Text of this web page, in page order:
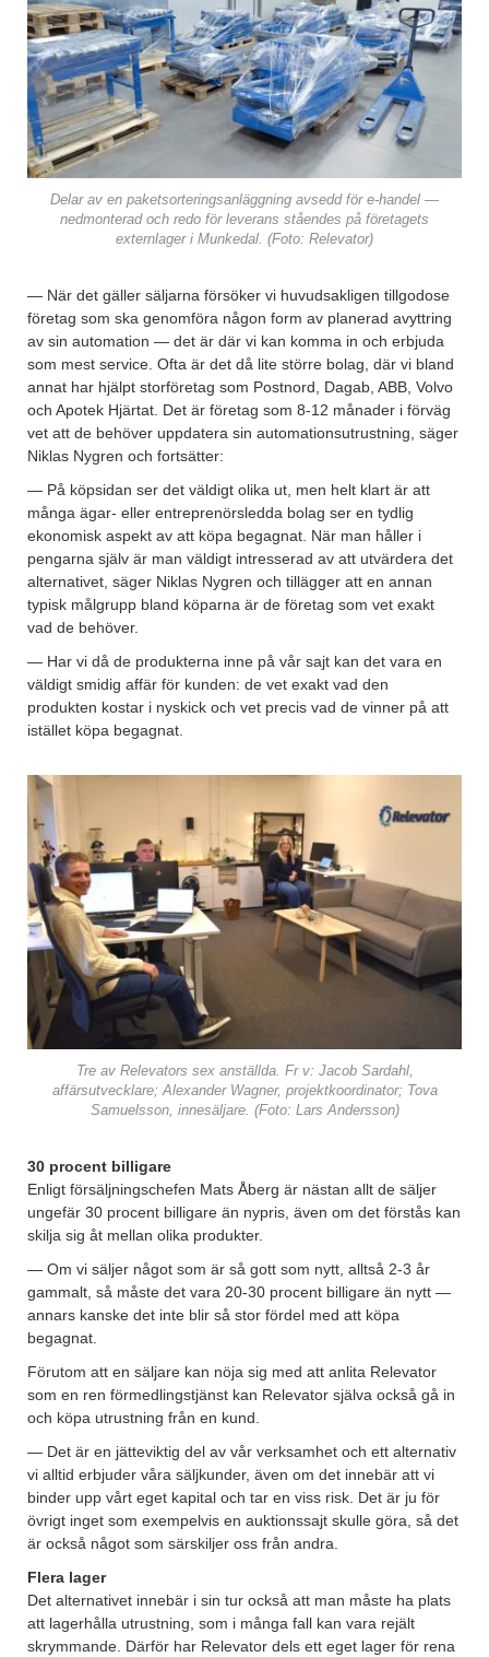
Delar av en paketsorteringsanläggning avsedd för e-handel —
nedmonterad och redo för leverans ståendes på företagets
externlager i Munkedal. (Foto: Relevator)
— När det gäller säljarna försöker vi huvudsakligen tillgodose
företag som ska genomföra någon form av planerad avyttring
av sin automation — det är där vi kan komma in och erbjuda
som mest service. Ofta är det då lite större bolag, där vi bland
annat har hjälpt storföretag som Postnord, Dagab, ABB, Volvo
och Apotek Hjärtat. Det är företag som 8-12 månader i förväg
vet att de behöver uppdatera sin automationsutrustning, säger
Niklas Nygren och fortsätter:
— På köpsidan ser det väldigt olika ut, men helt klart är att
många ägar- eller entreprenörsledda bolag ser en tydlig
ekonomisk aspekt av att köpa begagnat. När man håller i
pengarna själv är man väldigt intresserad av att utvärdera det
alternativet, säger Niklas Nygren och tillägger att en annan
typisk målgrupp bland köparna är de företag som vet exakt
vad de behöver.
— Har vi då de produkterna inne på vår sajt kan det vara en
väldigt smidig affär för kunden: de vet exakt vad den
produkten kostar i nyskick och vet precis vad de vinner på att
istället köpa begagnat.
Tre av Relevators sex anställda. Fr v: Jacob Sardahl,
affärsutvecklare; Alexander Wagner, projektkoordinator; Tova
Samuelsson, innesäljare. (Foto: Lars Andersson)
30 procent billigare
Enligt försäljningschefen Mats Åberg är nästan allt de säljer
ungefär 30 procent billigare än nypris, även om det förstås kan
skilja sig åt mellan olika produkter.
— Om vi säljer något som är så gott som nytt, alltså 2-3 år
gammalt, så måste det vara 20-30 procent billigare än nytt —
annars kanske det inte blir så stor fördel med att köpa
begagnat.
Förutom att en säljare kan nöja sig med att anlita Relevator
som en ren förmedlingstjänst kan Relevator själva också gå in
och köpa utrustning från en kund.
— Det är en jätteviktig del av vår verksamhet och ett alternativ
vi alltid erbjuder våra säljkunder, även om det innebär att vi
binder upp vårt eget kapital och tar en viss risk. Det är ju för
övrigt inget som exempelvis en auktionssajt skulle göra, så det
är också något som särskiljer oss från andra.
Flera lager
Det alternativet innebär i sin tur också att man måste ha plats
att lagerhålla utrustning, som i många fall kan vara rejält
skrymmande. Därför har Relevator dels ett eget lager för rena